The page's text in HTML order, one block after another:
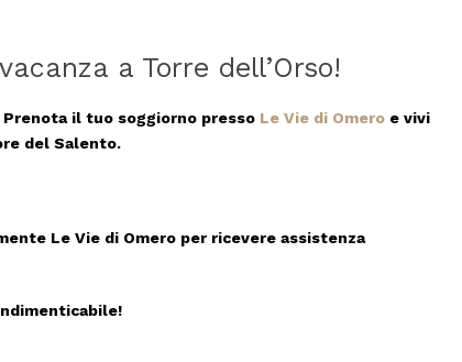
a Torre dell’Orso!
Prenota il tuo soggiorno presso Le Vie di Omero e vivi
del Salento.
Le Vie di Omero per ricevere assistenza